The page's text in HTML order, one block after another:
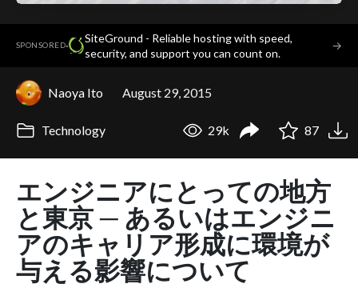
SPONSORED·
SiteGround - Reliable hosting with speed,
security, and support you can count on.
→
Naoya Ito August 29, 2015
Technology 29k 87
エンジニアにとっての地方
と東京 ─ あるいはエンジニ
アのキャリア形成に環境が
与える影響について